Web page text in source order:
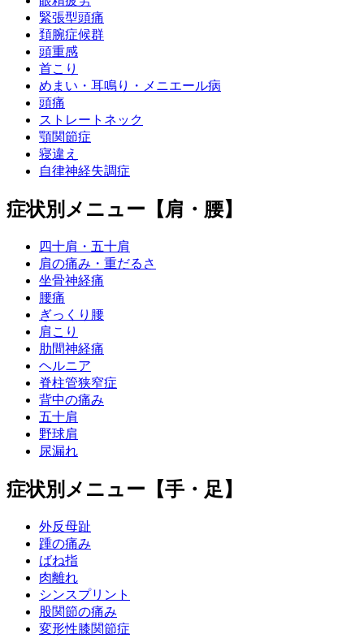
緊張型頭痛
頚腕症候群
頭重感
首こり
めまい・耳鳴り・メニエール病
頭痛
ストレートネック
顎関節症
寝違え
自律神経失調症
症状別メニュー【肩・腰】
四十肩・五十肩
肩の痛み・重だるさ
坐骨神経痛
腰痛
ぎっくり腰
肩こり
肋間神経痛
ヘルニア
脊柱管狭窄症
背中の痛み
五十肩
野球肩
尿漏れ
症状別メニュー【手・足】
外反母趾
踵の痛み
ばね指
肉離れ
シンスプリント
股関節の痛み
変形性膝関節症